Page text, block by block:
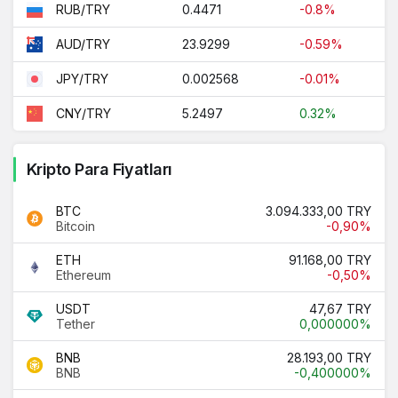
RUB/TRY 0.4471 -0.8%
AUD/TRY 23.9299 -0.59%
JPY/TRY 0.002568 -0.01%
CNY/TRY 5.2497 0.32%
Kripto Para Fiyatları
BTC
Bitcoin
3.094.333,00 TRY
-0,90%
ETH
Ethereum
91.168,00 TRY
-0,50%
USDT
Tether
47,67 TRY
0,000000%
BNB
BNB
28.193,00 TRY
-0,400000%